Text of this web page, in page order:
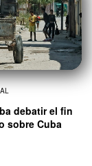
debatir el fin
sobre Cuba